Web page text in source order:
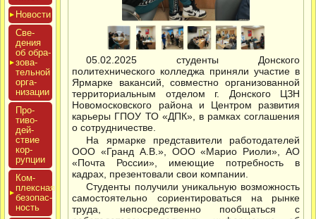
Новос­ти
Све­
дения
об об­ра­
зова­
тель­ной
ор­га­
низа­ции
Про­
тиво­
дей­
ствие
кор­
рупции
Ком­
плексная
бе­зопас­
ность
05.02.2025 студенты Донского
политехнического колледжа приняли участие в
Ярмарке вакансий, совместно организованной
территориальным отделом г. Донского ЦЗН
Новомосковского района и Центром развития
карьеры ГПОУ ТО «ДПК», в рамках соглашения
о сотрудничестве.
На ярмарке представители работодателей
ООО «Гранд А.В.», ООО «Марио Риоли», АО
«Почта России», имеющие потребность в
кадрах, презентовали свои компании.
Студенты получили уникальную возможность
самостоятельно сориентироваться на рынке
труда, непосредственно пообщаться с